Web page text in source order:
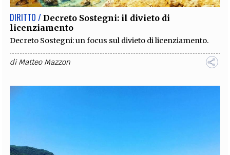
DIRITTO / Decreto Sostegni: il divieto di
licenziamento
Decreto Sostegni: un focus sul divieto di licenziamento.
diMatteo Mazzon